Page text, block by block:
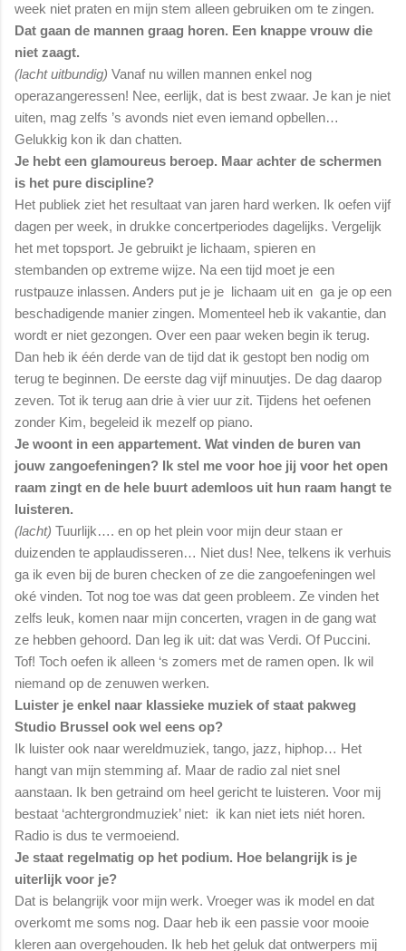
week niet praten en mijn stem alleen gebruiken om te zingen.
Dat gaan de mannen graag horen. Een knappe vrouw die
niet zaagt.
(lacht uitbundig) Vanaf nu willen mannen enkel nog
operazangeressen! Nee, eerlijk, dat is best zwaar. Je kan je niet
uiten, mag zelfs ’s avonds niet even iemand opbellen…
Gelukkig kon ik dan chatten.
Je hebt een glamoureus beroep. Maar achter de schermen
is het pure discipline?
Het publiek ziet het resultaat van jaren hard werken. Ik oefen vijf
dagen per week, in drukke concertperiodes dagelijks. Vergelijk
het met topsport. Je gebruikt je lichaam, spieren en
stembanden op extreme wijze. Na een tijd moet je een
rustpauze inlassen. Anders put je je lichaam uit en ga je op een
beschadigende manier zingen. Momenteel heb ik vakantie, dan
wordt er niet gezongen. Over een paar weken begin ik terug.
Dan heb ik één derde van de tijd dat ik gestopt ben nodig om
terug te beginnen. De eerste dag vijf minuutjes. De dag daarop
zeven. Tot ik terug aan drie à vier uur zit. Tijdens het oefenen
zonder Kim, begeleid ik mezelf op piano.
Je woont in een appartement. Wat vinden de buren van
jouw zangoefeningen? Ik stel me voor hoe jij voor het open
raam zingt en de hele buurt ademloos uit hun raam hangt te
luisteren.
(lacht) Tuurlijk…. en op het plein voor mijn deur staan er
duizenden te applaudisseren… Niet dus! Nee, telkens ik verhuis
ga ik even bij de buren checken of ze die zangoefeningen wel
oké vinden. Tot nog toe was dat geen probleem. Ze vinden het
zelfs leuk, komen naar mijn concerten, vragen in de gang wat
ze hebben gehoord. Dan leg ik uit: dat was Verdi. Of Puccini.
Tof! Toch oefen ik alleen ‘s zomers met de ramen open. Ik wil
niemand op de zenuwen werken.
Luister je enkel naar klassieke muziek of staat pakweg
Studio Brussel ook wel eens op?
Ik luister ook naar wereldmuziek, tango, jazz, hiphop… Het
hangt van mijn stemming af. Maar de radio zal niet snel
aanstaan. Ik ben getraind om heel gericht te luisteren. Voor mij
bestaat ‘achtergrondmuziek’ niet: ik kan niet iets niét horen.
Radio is dus te vermoeiend.
Je staat regelmatig op het podium. Hoe belangrijk is je
uiterlijk voor je?
Dat is belangrijk voor mijn werk. Vroeger was ik model en dat
overkomt me soms nog. Daar heb ik een passie voor mooie
kleren aan overgehouden. Ik heb het geluk dat ontwerpers mij